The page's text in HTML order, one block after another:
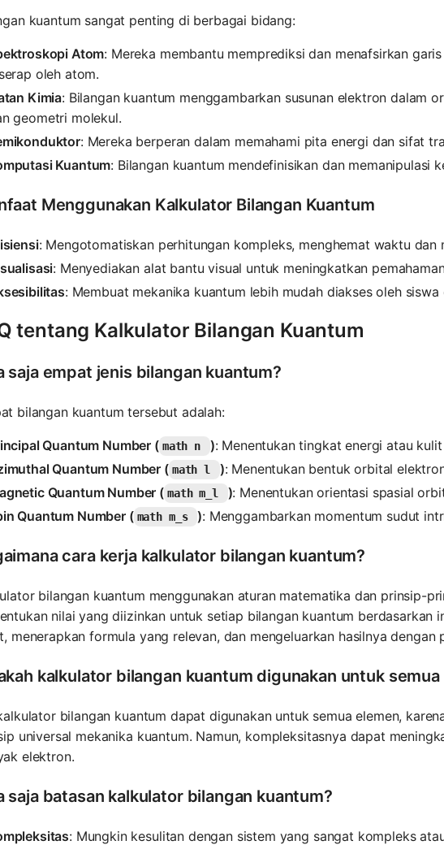
kuantum sangat penting di berbagai bidang:
Atom: Mereka membantu memprediksi dan menafsirkan
oleh atom.
Kimia: Bilangan kuantum menggambarkan susunan elektron dalam
geometri molekul.
: Mereka berperan dalam memahami pita energi dan sifat
Kuantum: Bilangan kuantum mendefinisikan dan memanipulasi
Menggunakan Kalkulator Bilangan Kuantum
: Mengotomatiskan perhitungan kompleks, menghemat waktu dan
: Menyediakan alat bantu visual untuk meningkatkan
: Membuat mekanika kuantum lebih mudah diakses oleh siswa
tentang Kalkulator Bilangan Kuantum
saja empat jenis bilangan kuantum?
bilangan kuantum tersebut adalah:
Quantum Number ( math n ): Menentukan tingkat energi atau
Quantum Number ( math l ): Menentukan bentuk orbital
Quantum Number ( math m_l ): Menentukan orientasi spasial
Quantum Number ( math m_s ): Menggambarkan momentum sudut
cara kerja kalkulator bilangan kuantum?
bilangan kuantum menggunakan aturan matematika dan prinsip-
nilai yang diizinkan untuk setiap bilangan kuantum berdasarkan
menerapkan formula yang relevan, dan mengeluarkan hasilnya dengan
kalkulator bilangan kuantum digunakan untuk semua
bilangan kuantum dapat digunakan untuk semua elemen,
universal mekanika kuantum. Namun, kompleksitasnya dapat
elektron.
saja batasan kalkulator bilangan kuantum?
: Mungkin kesulitan dengan sistem yang sangat kompleks